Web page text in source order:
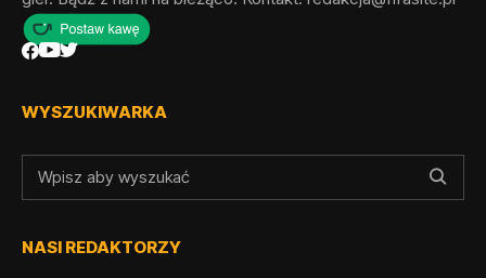
WYSZUKIWARKA
NASI REDAKTORZY